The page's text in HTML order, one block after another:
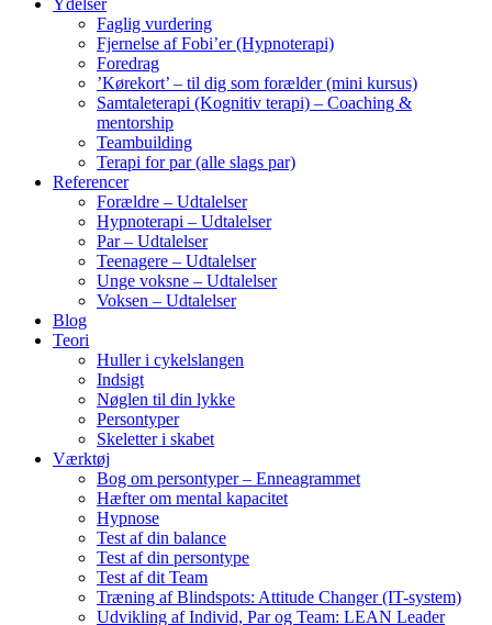
Ydelser
Faglig vurdering
Fjernelse af Fobi’er (Hypnoterapi)
Foredrag
’Kørekort’ – til dig som forælder (mini kursus)
Samtaleterapi (Kognitiv terapi) – Coaching &
mentorship
Teambuilding
Terapi for par (alle slags par)
Referencer
Forældre – Udtalelser
Hypnoterapi – Udtalelser
Par – Udtalelser
Teenagere – Udtalelser
Unge voksne – Udtalelser
Voksen – Udtalelser
Blog
Teori
Huller i cykelslangen
Indsigt
Nøglen til din lykke
Persontyper
Skeletter i skabet
Værktøj
Bog om persontyper – Enneagrammet
Hæfter om mental kapacitet
Hypnose
Test af din balance
Test af din persontype
Test af dit Team
Træning af Blindspots: Attitude Changer (IT-system)
Udvikling af Individ, Par og Team: LEAN Leader